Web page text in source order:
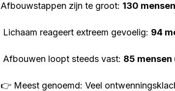
Afbouwstappen zijn te groot: 130
Lichaam reageert extreem gevoelig: 94
Afbouwen loopt steeds vast: 85 mensen
👉 Meest genoemd: Veel